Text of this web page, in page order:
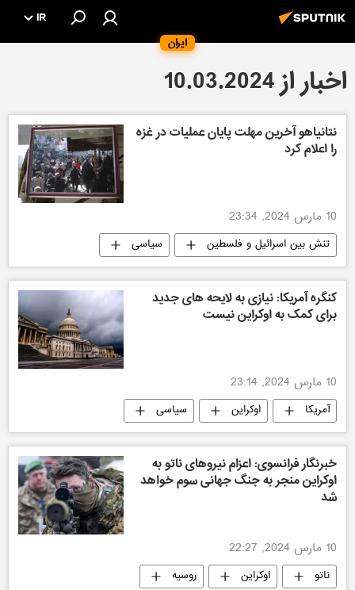
ایران
IR
اخبار از 10.03.2024
نتانیاهو آخرین مهلت پایان عملیات در غزه
را اعلام کرد
10 مارس 2024, 23:34
تنش بین اسرائیل و فلسطین سیاسی
کنگره آمریکا: نیازی به لایحه های جدید
برای کمک به اوکراین نیست
10 مارس 2024, 23:14
آمریکا اوکراین سیاسی
خبرنگار فرانسوی: اعزام نیروهای ناتو به
اوکراین منجر به جنگ جهانی سوم خواهد
شد
10 مارس 2024, 22:27
ناتو اوکراین
روسیه